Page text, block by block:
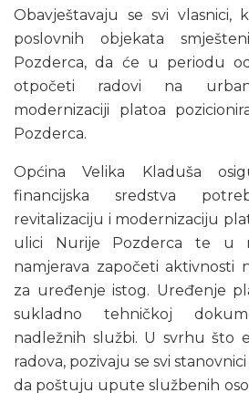
Obavještavaju se svi vlasnici,
poslovnih objekata
Pozderca, da će u periodu od
otpočeti radovi na
modernizaciji platoa
Pozderca.
Općina Velika Kladuša
financijska sredstva
revitalizaciju i modernizaciju
ulici Nurije Pozderca te u
namjerava započeti aktivnosti
za uređenje istog. Uređenje
sukladno tehničkoj
nadležnih službi. U svrhu što
radova, pozivaju se svi
da poštuju upute službenih